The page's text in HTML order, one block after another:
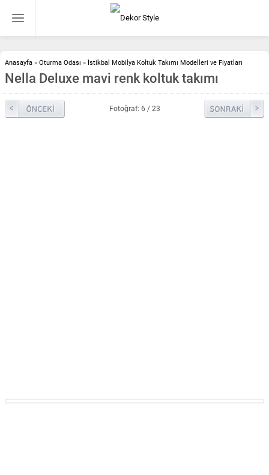
Anasayfa » Oturma Odası » İstikbal Mobilya Koltuk Takımı Modelleri ve Fiyatları
Nella Deluxe mavi renk koltuk takımı
Fotoğraf: 6 / 23